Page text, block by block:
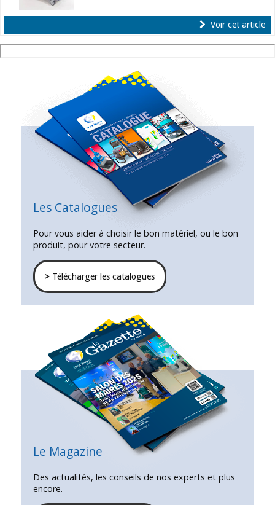
Voir cet article
Les Catalogues
Pour vous aider à choisir le bon matériel, ou le bon
produit, pour votre secteur.
>Télécharger les catalogues
Le Magazine
Des actualités, les conseils de nos experts et plus
encore.